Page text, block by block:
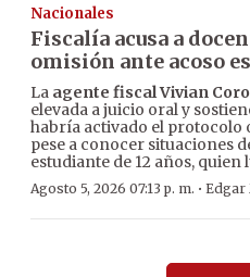
Nacionales
Fiscalía acusa a
omisión ante acoso
La agente fiscal Vivian
elevada a juicio oral y
habría activado el
pese a conocer situaciones
estudiante de 12 años,
Agosto 5, 2026 07:13 p. m. · Edgar